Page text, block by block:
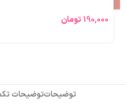
190,000 تومان
توضیحاتتوضیحات